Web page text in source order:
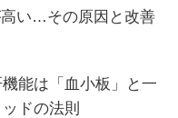
い…その原因と改善
能は「血小板」と一
ドの法則